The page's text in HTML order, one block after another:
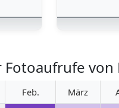
von
Feb. März